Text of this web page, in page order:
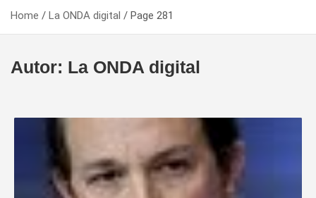
Home La ONDA digital Page 281
Autor: La ONDA digital